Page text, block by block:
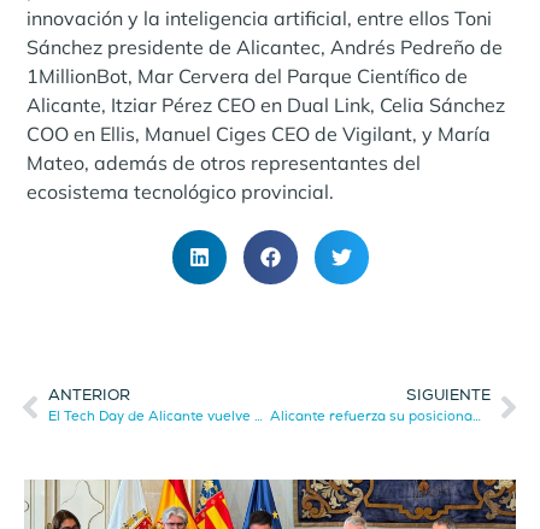
innovación y la inteligencia artificial, entre ellos Toni
Sánchez presidente de Alicantec, Andrés Pedreño de
1MillionBot, Mar Cervera del Parque Científico de
Alicante, Itziar Pérez CEO en Dual Link, Celia Sánchez
COO en Ellis, Manuel Ciges CEO de Vigilant, y María
Mateo, además de otros representantes del
ecosistema tecnológico provincial.
ANTERIOR
El Tech Day de Alicante vuelve a poner en valor el talento tecnológico de la provincia
SIGUIENTE
Alicante refuerza su posicionamiento como destino de inversión internacional